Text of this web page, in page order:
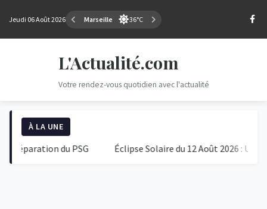
Jeudi 06 Août 2026 Marseille 36°C
L'Actualité.com
Votre rendez-vous quotidien avec l'actualité
À LA UNE
du PSG Éclipse Solaire du 12 Août 2026 : Un